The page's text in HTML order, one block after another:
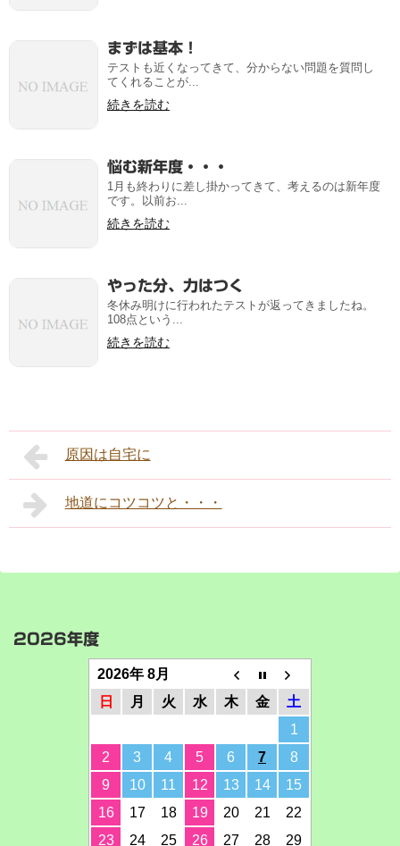
まずは基本！
テストも近くなってきて、分からない問題を質問し
てくれることが...
続きを読む
悩む新年度・・・
1月も終わりに差し掛かってきて、考えるのは新年度
です。以前お...
続きを読む
やった分、力はつく
冬休み明けに行われたテストが返ってきましたね。
108点という...
続きを読む
原因は自宅に
地道にコツコツと・・・
2026年度
2026年 8月
日
月 火 水 木 金
土
1
2
3 4 5 6 7
8
9
10 11 12 13 14
15
16
17 18 19 20 21
22
23
24 25 26 27 28
29